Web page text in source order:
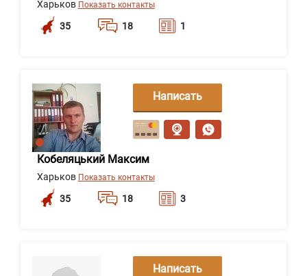
Харьков Показать контакты
35 18 1
Кобеляцький Максим
Харьков Показать контакты
35 18 3
Написать
сообщение
Написать